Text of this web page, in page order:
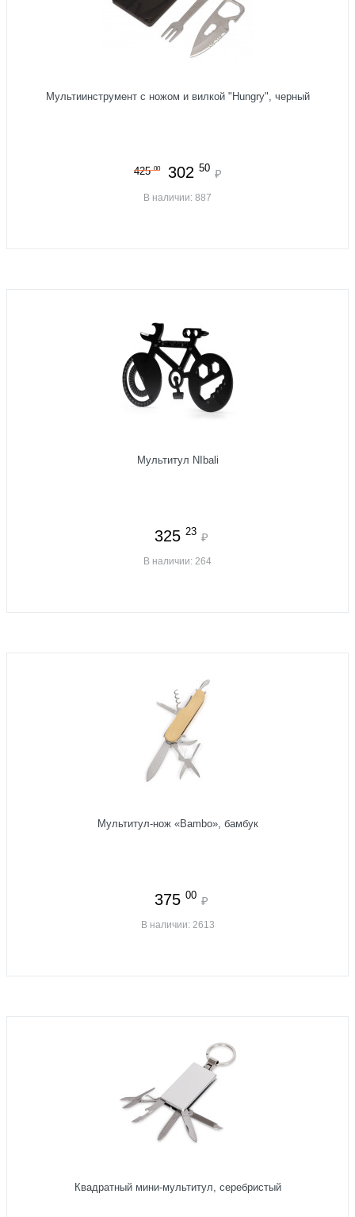
Мультиинструмент с ножом и вилкой "Hungry", черный
425 00 302 50 ₽
В наличии: 887
Мультитул NIbali
325 23 ₽
В наличии: 264
Мультитул-нож «Bambo», бамбук
375 00 ₽
В наличии: 2613
Квадратный мини-мультитул, серебристый